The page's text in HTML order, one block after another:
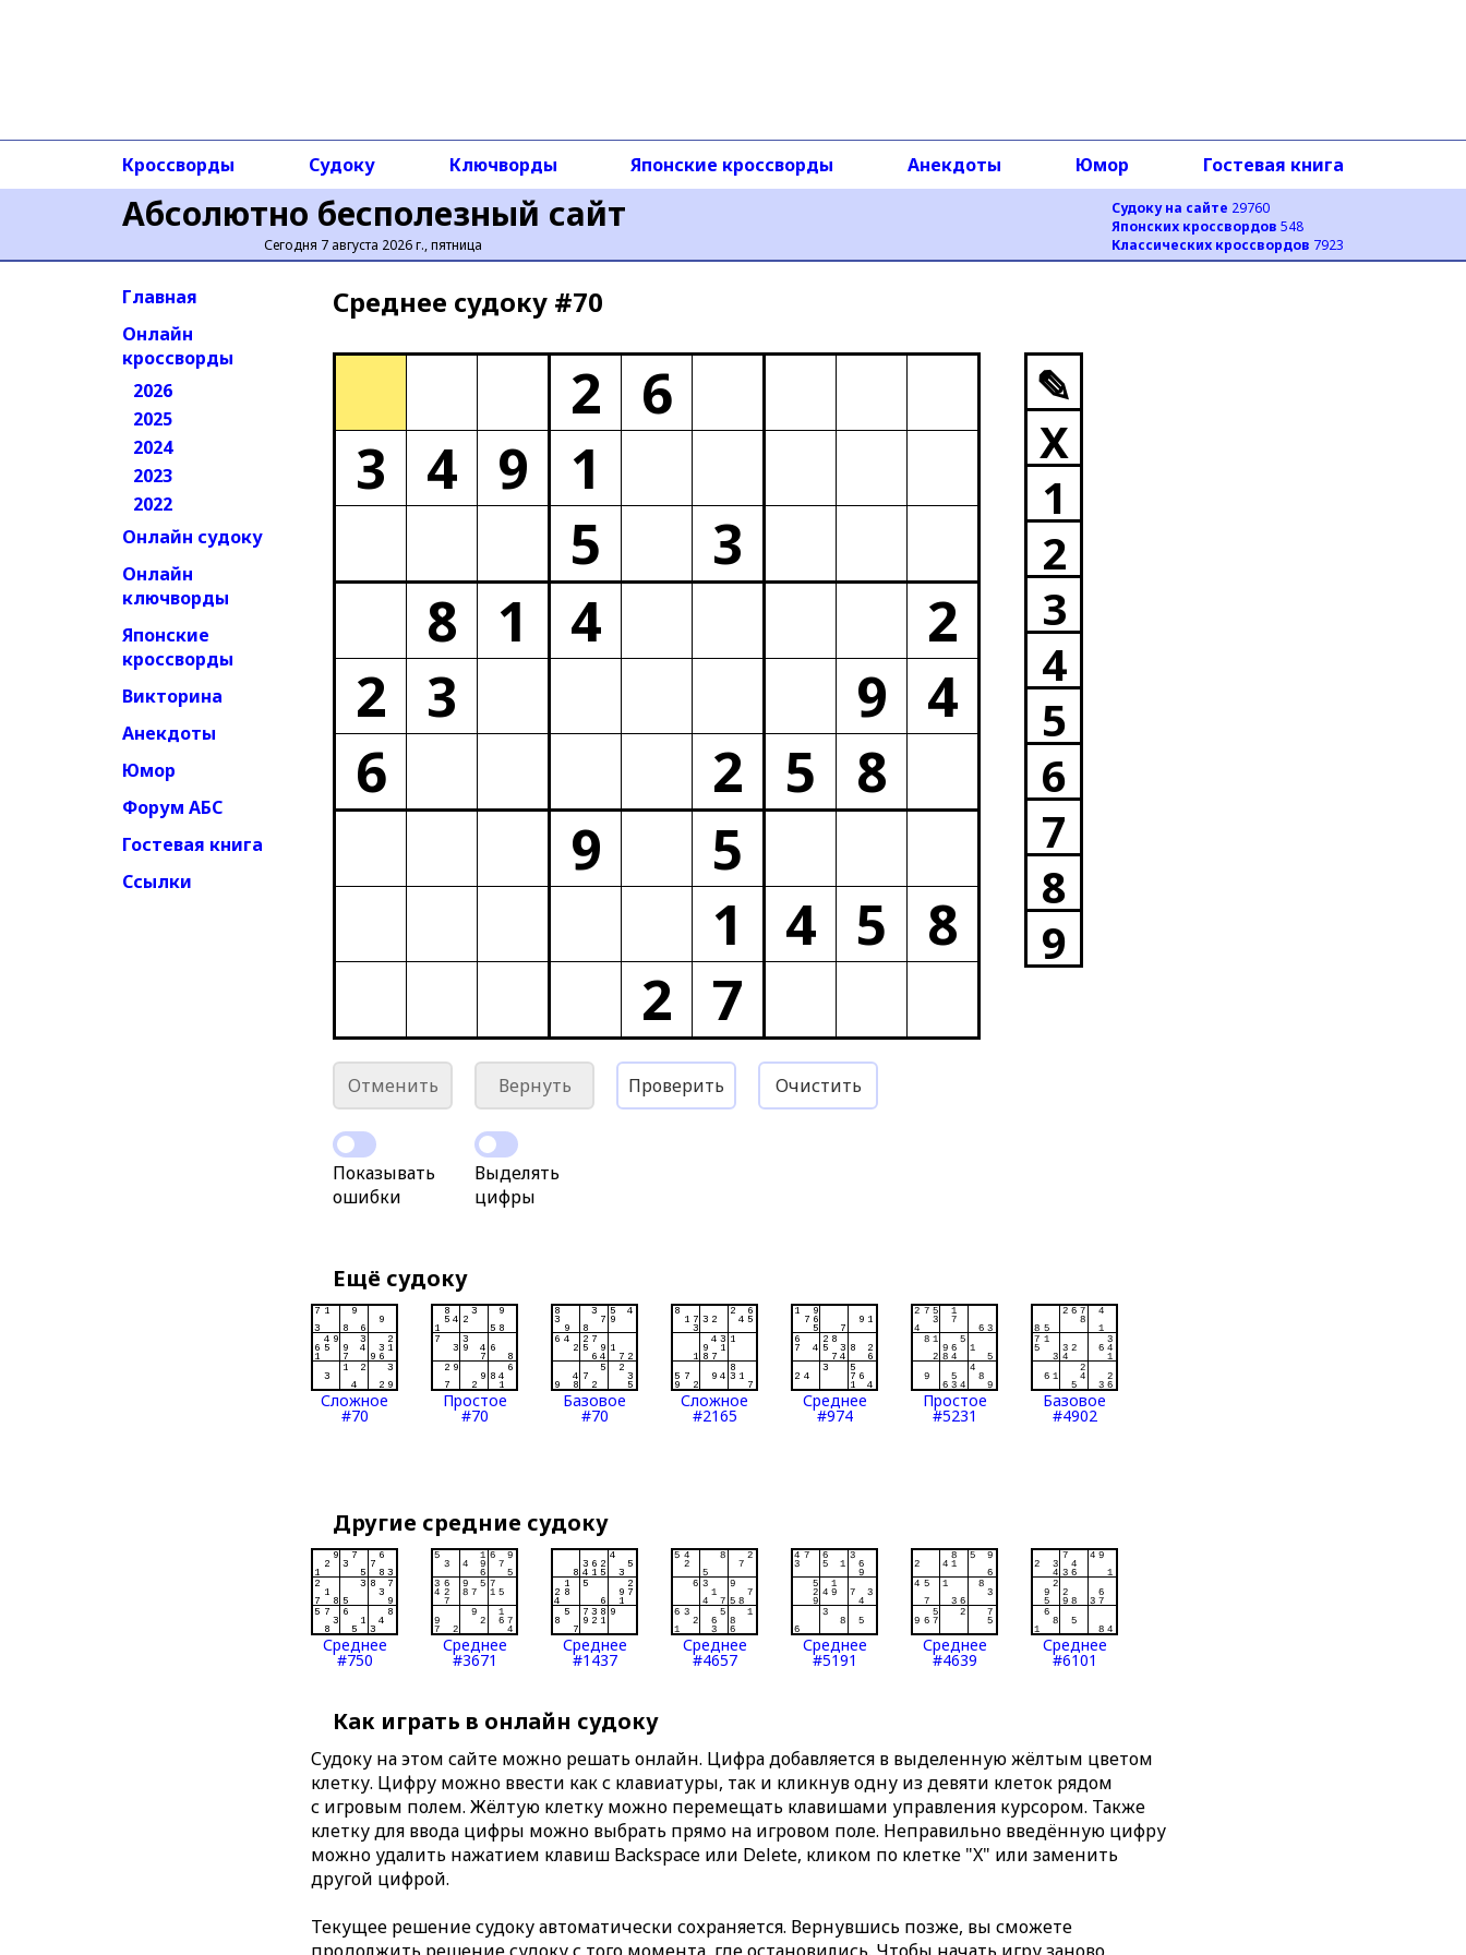
Абсолютно бесполезный сайт
Сегодня 7 августа 2026 г., пятница
Судоку на сайте 29760
Японских кроссвордов 548
Классических кроссвордов 7923
Кроссворды Судоку Ключворды Японские кроссворды Анекдоты Юмор Гостевая книга
Главная
Онлайн
кроссворды
2026
2025
2024
2023
2022
Онлайн судоку
Онлайн
ключворды
Японские
кроссворды
Викторина
Анекдоты
Юмор
Форум АБС
Гостевая книга
Ссылки
Среднее cудоку #70
2 6
3 4 9
1
5
3
8
1 4
2
2 3 9 4
6
2 5
8
9
5
1
4 5
8
2 7
✎
X
1
2
3
4
5
6
7
8
9
Отменить Вернуть Проверить Очистить
Показывать
ошибки
Выделять
цифры
Ещё судоку
Сложное
#70
Простое
#70
Базовое
#70
Сложное
#2165
Среднее
#974
Простое
#5231
Базовое
#4902
Другие средние судоку
Среднее
#750
Среднее
#3671
Среднее
#1437
Среднее
#4657
Среднее
#5191
Среднее
#4639
Среднее
#6101
Как играть в онлайн судоку
Судоку на этом сайте можно решать онлайн. Цифра добавляется в выделенную жёлтым цветом
клетку. Цифру можно ввести как с клавиатуры, так и кликнув одну из девяти клеток рядом
с игровым полем. Жёлтую клетку можно перемещать клавишами управления курсором. Также
клетку для ввода цифры можно выбрать прямо на игровом поле. Неправильно введённую цифру
можно удалить нажатием клавиш Backspace или Delete, кликом по клетке "X" или заменить
другой цифрой.
Текущее решение судоку автоматически сохраняется. Вернувшись позже, вы сможете